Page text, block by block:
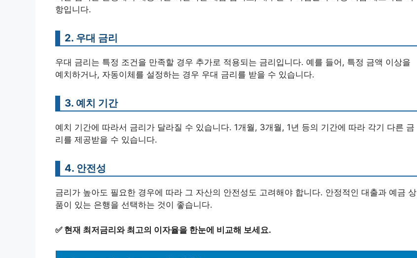
항입니다.
2. 우대 금리
우대 금리는 특정 조건을 만족할 경우 추가로 적용되는 금리입니다. 예를 들어, 특정 금액 이상을
예치하거나, 자동이체를 설정하는 경우 우대 금리를 받을 수 있습니다.
3. 예치 기간
예치 기간에 따라서 금리가 달라질 수 있습니다. 1개월, 3개월, 1년 등의 기간에 따라 각기 다른 금
리를 제공받을 수 있습니다.
4. 안전성
금리가 높아도 필요한 경우에 따라 그 자산의 안전성도 고려해야 합니다. 안정적인 대출과 예금 상
품이 있는 은행을 선택하는 것이 좋습니다.
✅ 현재 최저금리와 최고의 이자율을 한눈에 비교해 보세요.